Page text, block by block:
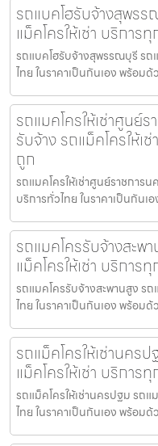
รถแบคโฮรับจ้างสุพร
แม็คโครให้เช่า บริกา
รถแบคโฮรับจ้างสุพรรณบุรี รถ
ไทย ในราคาเป็นกันเอง พร้อ
รถแมคโครให้เช่าศูนย์
รับจ้าง รถแม็คโครให้เ
ถูก
รถแมคโครให้เช่าศูนย์ราชการ
บริการทั่วไทย ในราคาเป็นกัน
รถแมคโครรับจ้างสะพ
แม็คโครให้เช่า บริกา
รถแมคโครรับจ้างสะพานสูง รถ
ไทย ในราคาเป็นกันเอง พร้อ
รถแม็คโครให้เช่านคร
แม็คโครให้เช่า บริกา
รถแม็คโครให้เช่านครปฐม รถแ
ไทย ในราคาเป็นกันเอง พร้อ